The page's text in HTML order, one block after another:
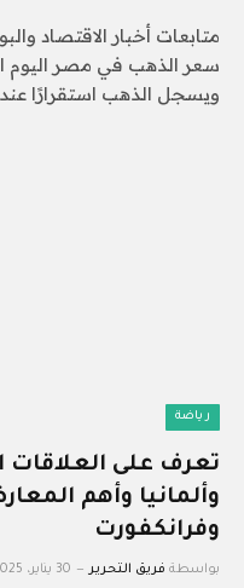
متابعات أخبار الاقتصاد
ويسجل الذهب استقرارًا
رياضة
تعرف على العلاقات
وألمانيا وأهم
وفرانكفورت
بواسطة فريق التحرير 30 يناير، 2025